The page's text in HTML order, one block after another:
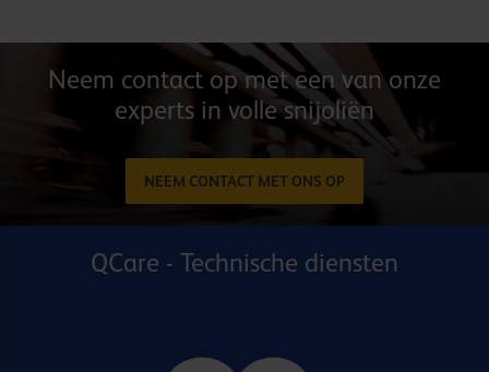
​​​Neem contact op met een van onze
experts in volle snijoliën
NEEM CONTACT MET ONS OP
QCare - Technische diensten